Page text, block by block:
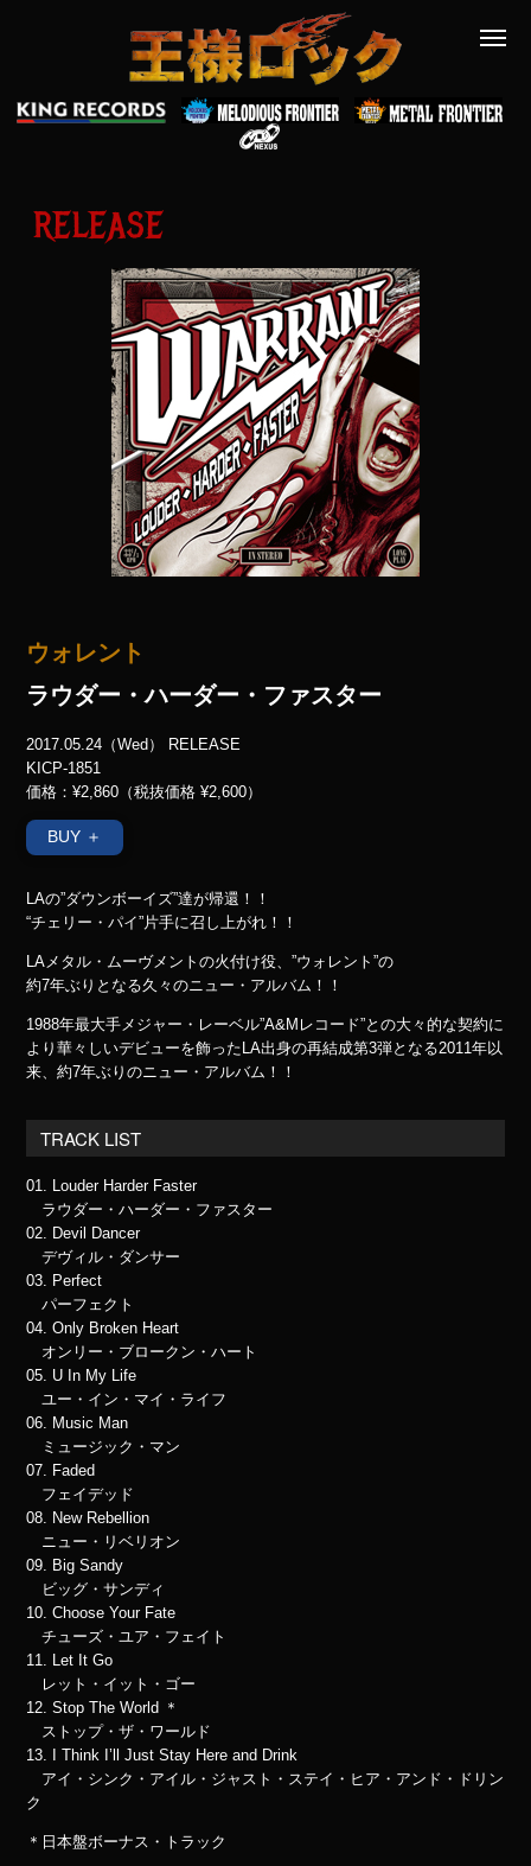
RELEASE
ウォレント
ラウダー・ハーダー・ファスター
2017.05.24（Wed） RELEASE
KICP-1851
価格：¥2,860（税抜価格 ¥2,600）
BUY ＋
LAの”ダウンボーイズ”達が帰還！！
“チェリー・パイ”片手に召し上がれ！！
LAメタル・ムーヴメントの火付け役、”ウォレント”の
約7年ぶりとなる久々のニュー・アルバム！！
1988年最大手メジャー・レーベル”A&Mレコード”との大々的な契約に
より華々しいデビューを飾ったLA出身の再結成第3弾となる2011年以
来、約7年ぶりのニュー・アルバム！！
TRACK LIST
01. Louder Harder Faster
ラウダー・ハーダー・ファスター
02. Devil Dancer
デヴィル・ダンサー
03. Perfect
パーフェクト
04. Only Broken Heart
オンリー・ブロークン・ハート
05. U In My Life
ユー・イン・マイ・ライフ
06. Music Man
ミュージック・マン
07. Faded
フェイデッド
08. New Rebellion
ニュー・リベリオン
09. Big Sandy
ビッグ・サンディ
10. Choose Your Fate
チューズ・ユア・フェイト
11. Let It Go
レット・イット・ゴー
12. Stop The World ＊
ストップ・ザ・ワールド
13. I Think I’ll Just Stay Here and Drink
アイ・シンク・アイル・ジャスト・ステイ・ヒア・アンド・ドリン
ク
＊日本盤ボーナス・トラック